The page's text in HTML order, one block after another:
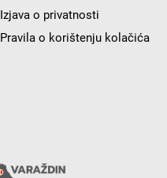
Izjava o privatnosti
Pravila o korištenju kolačića